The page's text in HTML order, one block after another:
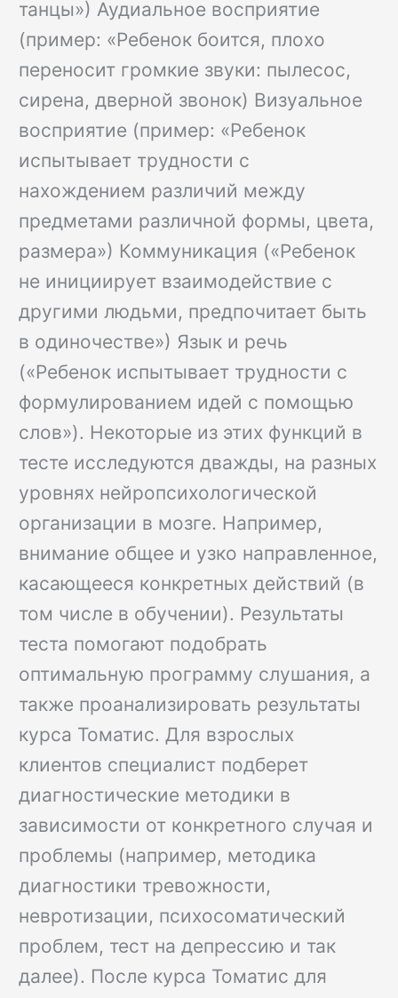
танцы») Аудиальное восприятие
(пример: «Ребенок боится, плохо
переносит громкие звуки: пылесос,
сирена, дверной звонок) Визуальное
восприятие (пример: «Ребенок
испытывает трудности с
нахождением различий между
предметами различной формы, цвета,
размера») Коммуникация («Ребенок
не инициирует взаимодействие с
другими людьми, предпочитает быть
в одиночестве») Язык и речь
(«Ребенок испытывает трудности с
формулированием идей с помощью
слов»). Некоторые из этих функций в
тесте исследуются дважды, на разных
уровнях нейропсихологической
организации в мозге. Например,
внимание общее и узко направленное,
касающееся конкретных действий (в
том числе в обучении). Результаты
теста помогают подобрать
оптимальную программу слушания, а
также проанализировать результаты
курса Томатис. Для взрослых
клиентов специалист подберет
диагностические методики в
зависимости от конкретного случая и
проблемы (например, методика
диагностики тревожности,
невротизации, психосоматический
проблем, тест на депрессию и так
далее). После курса Томатис для